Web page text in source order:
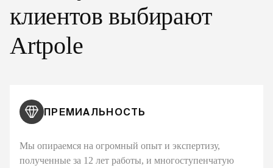
клиентов выбирают
Artpole
ПРЕМИАЛЬНОСТЬ
Мы опираемся на огромный опыт и экспертизу,
полученные за 12 лет работы, и многоступенчатую